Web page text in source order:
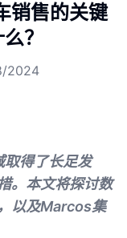
销售的关键
？
2024
得了长足发
。本文将探讨数
以及Marcos集